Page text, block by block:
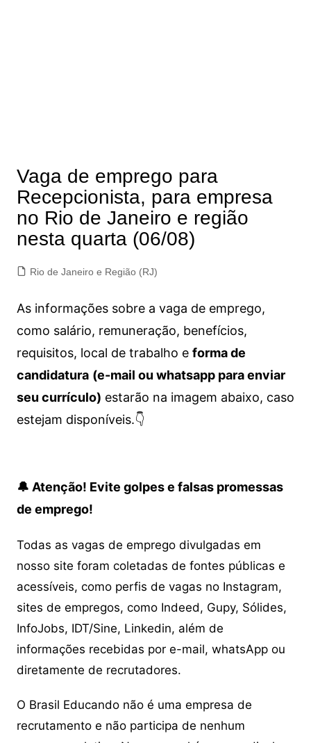
Vaga de emprego para
Recepcionista, para empresa
no Rio de Janeiro e região
nesta quarta (06/08)
Rio de Janeiro e Região (RJ)
As informações sobre a vaga de emprego,
como salário, remuneração, benefícios,
requisitos, local de trabalho e forma de
candidatura (e-mail ou whatsapp para enviar
seu currículo) estarão na imagem abaixo, caso
estejam disponíveis.👇
🔔 Atenção! Evite golpes e falsas promessas
de emprego!
Todas as vagas de emprego divulgadas em
nosso site foram coletadas de fontes públicas e
acessíveis, como perfis de vagas no Instagram,
sites de empregos, como Indeed, Gupy, Sólides,
InfoJobs, IDT/Sine, Linkedin, além de
informações recebidas por e-mail, whatsApp ou
diretamente de recrutadores.
O Brasil Educando não é uma empresa de
recrutamento e não participa de nenhum